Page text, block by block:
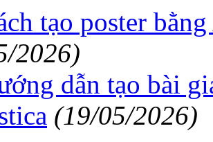
tạo poster
2026)
dẫn tạo bài
(19/05/2026)